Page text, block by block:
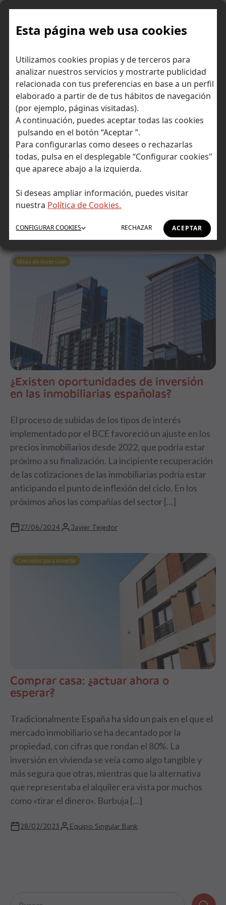
Esta página web usa cookies
Utilizamos cookies propias y de terceros para
analizar nuestros servicios y mostrarte publicidad
relacionada con tus preferencias en base a un perfil
elaborado a partir de de tus hábitos de navegación
(por ejemplo, páginas visitadas).
A continuación, puedes aceptar todas las cookies
pulsando en el botón “Aceptar ”.
Para configurarlas como desees o rechazarlas
todas, pulsa en el desplegable “Configurar cookies"
que aparece abajo a la izquierda.
Si deseas ampliar información, puedes visitar
nuestra Política de Cookies.
ACEPTAR
RECHAZAR
CONFIGURARCOOKIES
Skip
Ir a Self Bank »
El Blog de Self
Bank
sector inmobiliario
Ideas de inversión
¿Existen oportunidades de inversión
en las inmobiliarias españolas?
El proceso de subidas de los tipos de interés
implementado por el BCE favoreció un ajuste en los
precios inmobiliarios desde 2022, que podría estar
próximo a su finalización. La incipiente recuperación
de las cotizaciones de las inmobiliarias podría estar
anticipando el punto de inflexión del ciclo. En los
próximos años las compañías del sector […]
27/06/2024 Javier Tejedor
Consejos para invertir
Comprar casa: ¿actuar ahora o
esperar?
Tradicionalmente España ha sido un país en el que el
mercado inmobiliario se ha decantado por la
propiedad, con cifras que rondan el 80%. La
inversión en vivienda se veía como algo tangible y
más segura que otras, mientras que la alternativa
que representaba el alquiler era vista por muchos
como «tirar el dinero». Burbuja […]
28/02/2023 Equipo Singular Bank